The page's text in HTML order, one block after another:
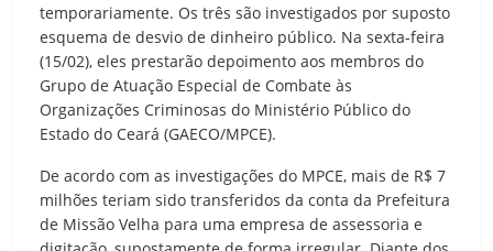
temporariamente. Os três são investigados por suposto
esquema de desvio de dinheiro público. Na sexta-feira
(15/02), eles prestarão depoimento aos membros do
Grupo de Atuação Especial de Combate às
Organizações Criminosas do Ministério Público do
Estado do Ceará (GAECO/MPCE).
De acordo com as investigações do MPCE, mais de R$ 7
milhões teriam sido transferidos da conta da Prefeitura
de Missão Velha para uma empresa de assessoria e